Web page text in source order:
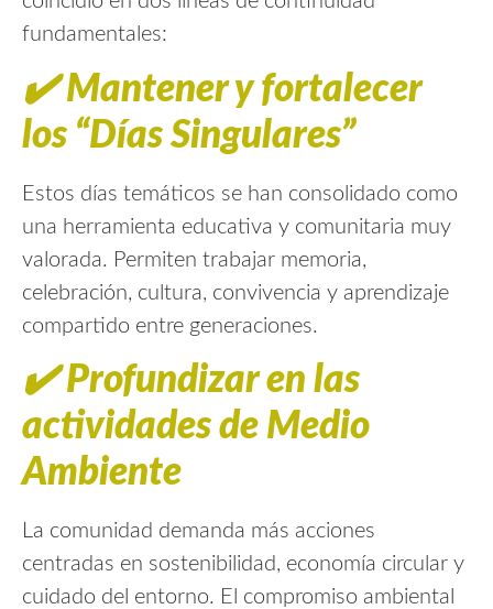
fundamentales:
✔️Mantener y fortalecer
los “Días Singulares”
Estos días temáticos se han consolidado como
una herramienta educativa y comunitaria muy
valorada. Permiten trabajar memoria,
celebración, cultura, convivencia y aprendizaje
compartido entre generaciones.
✔️Profundizar en las
actividades de Medio
Ambiente
La comunidad demanda más acciones
centradas en sostenibilidad, economía circular y
cuidado del entorno. El compromiso ambiental